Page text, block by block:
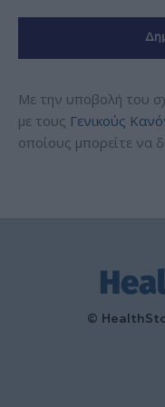
Με την υποβολή του
με τους Γενικούς
οποίους μπορείτε να
©